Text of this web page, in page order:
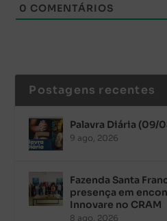
0 COMENTÁRIOS
Postagens recentes
Palavra Diária (09/
9 ago, 2026
Fazenda Santa
presença em
Innovare no CRAM
8 ago, 2026